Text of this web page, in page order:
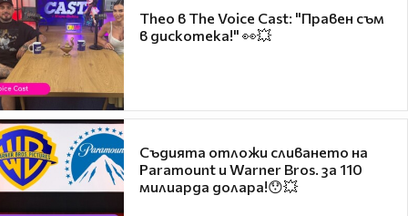
Theo в The Voice Cast: "Правен съм
в дискотека!" 👀💥
Съдията отложи сливането на
Paramount и Warner Bros. за 110
милиарда долара!😯💥